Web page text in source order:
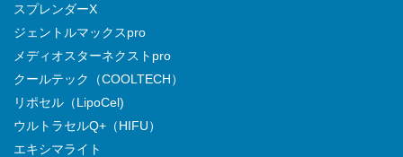
スプレンダーX
ジェントルマックスpro
メディオスターネクストpro
クールテック（COOLTECH）
リポセル（LipoCel)
ウルトラセルQ+（HIFU）
エキシマライト